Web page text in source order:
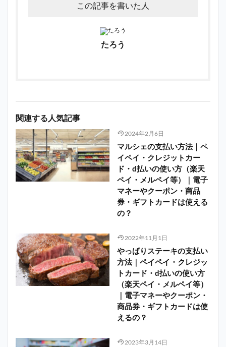
この記事を書いた人
たろう
関連する人気記事
2024年2月6日
マルシェの支払い方法｜ペ
イペイ・クレジットカー
ド・d払いの使い方（楽天
ペイ・メルペイ等）｜電子
マネーやクーポン・商品
券・ギフトカードは使える
の？
2022年11月1日
やっぱりステーキの支払い
方法｜ペイペイ・クレジッ
トカード・d払いの使い方
（楽天ペイ・メルペイ等）
｜電子マネーやクーポン・
商品券・ギフトカードは使
えるの？
2023年3月14日